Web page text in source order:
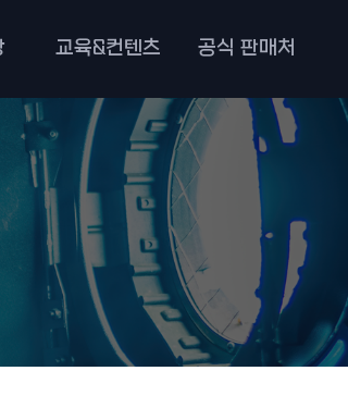
교육&컨텐츠 공식 판매처